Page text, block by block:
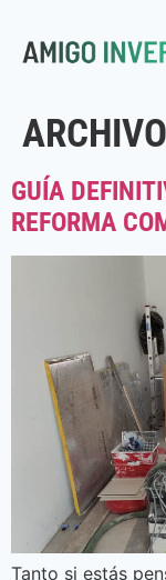
GUÍA
REFORMA
Tanto si estás